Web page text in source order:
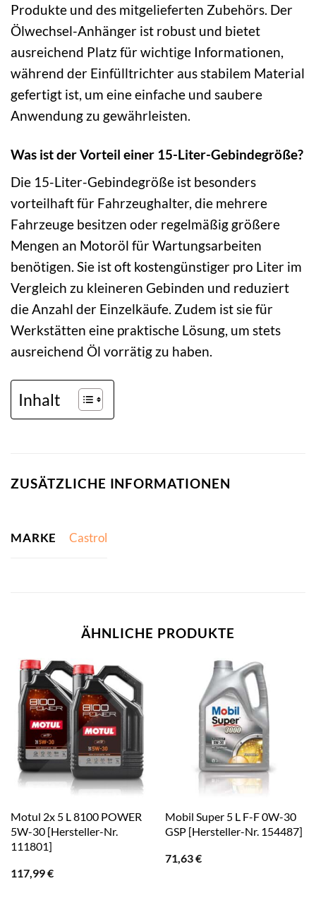
Produkte und des mitgelieferten Zubehörs. Der
Ölwechsel-Anhänger ist robust und bietet
ausreichend Platz für wichtige Informationen,
während der Einfülltrichter aus stabilem Material
gefertigt ist, um eine einfache und saubere
Anwendung zu gewährleisten.
Was ist der Vorteil einer 15-Liter-Gebindegröße?
Die 15-Liter-Gebindegröße ist besonders
vorteilhaft für Fahrzeughalter, die mehrere
Fahrzeuge besitzen oder regelmäßig größere
Mengen an Motoröl für Wartungsarbeiten
benötigen. Sie ist oft kostengünstiger pro Liter im
Vergleich zu kleineren Gebinden und reduziert
die Anzahl der Einzelkäufe. Zudem ist sie für
Werkstätten eine praktische Lösung, um stets
ausreichend Öl vorrätig zu haben.
Inhalt
ZUSÄTZLICHE INFORMATIONEN
MARKE Castrol
ÄHNLICHE PRODUKTE
Motul 2x 5 L 8100 POWER
5W-30 [Hersteller-Nr.
111801]
117,99€
Mobil Super 5 L F-F 0W-30
GSP [Hersteller-Nr. 154487]
71,63€